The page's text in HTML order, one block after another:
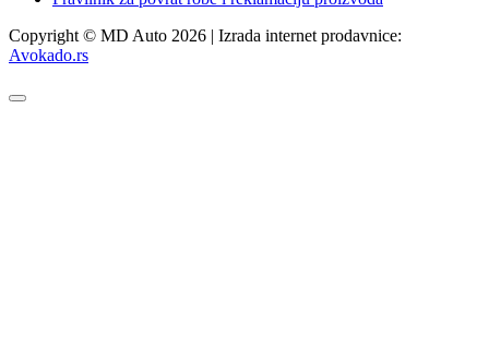
Copyright © MD Auto 2026 | Izrada internet prodavnice:
Avokado.rs